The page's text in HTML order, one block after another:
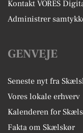
Kontakt VORES
Administrer
GENVEJE
Seneste nyt fra
Vores lokale erhverv
Kalenderen for
Fakta om Skælskør